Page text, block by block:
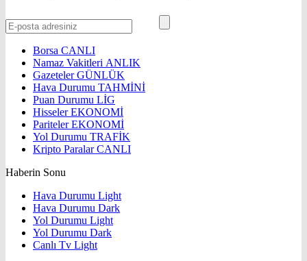
Borsa CANLI
Namaz Vakitleri ANLIK
GazetelerGÜNLÜK
Hava Durumu TAHMİNİ
Puan Durumu LİG
HisselerEKONOMİ
ParitelerEKONOMİ
Yol Durumu TRAFİK
Kripto ParalarCANLI
Haberin Sonu
Hava Durumu Light
Hava Durumu Dark
Yol Durumu Light
Yol Durumu Dark
Canlı Tv Light